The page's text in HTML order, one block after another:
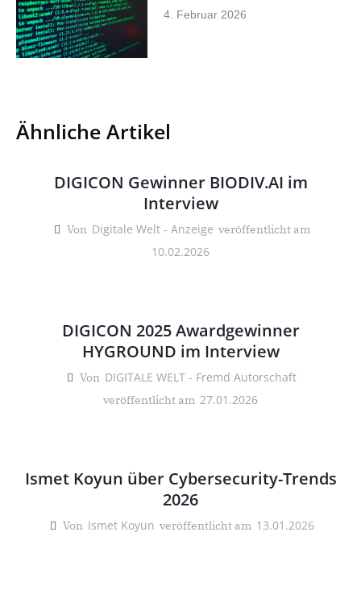
4. Februar 2026
Ähnliche Artikel
DIGICON Gewinner BIODIV.AI im
Interview
Von Digitale Welt - Anzeige veröffentlicht am
10.02.2026
DIGICON 2025 Awardgewinner
HYGROUND im Interview
Von DIGITALE WELT - Fremd Autorschaft
veröffentlicht am 27.01.2026
Ismet Koyun über Cybersecurity-Trends
2026
Von Ismet Koyun veröffentlicht am 13.01.2026